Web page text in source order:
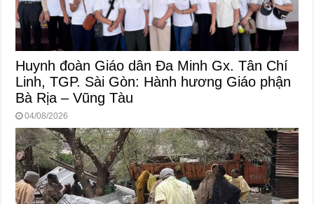
Huynh đoàn Giáo dân Đa Minh Gx. Tân Chí
Linh, TGP. Sài Gòn: Hành hương Giáo phận
Bà Rịa – Vũng Tàu
04/08/2026